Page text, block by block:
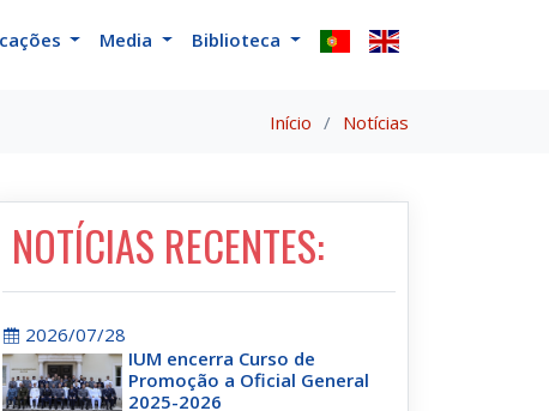
Media Biblioteca
Início Notícias
NOTÍCIAS RECENTES:
2026/07/28
IUM encerra Curso de
Promoção a Oficial General
2025-2026